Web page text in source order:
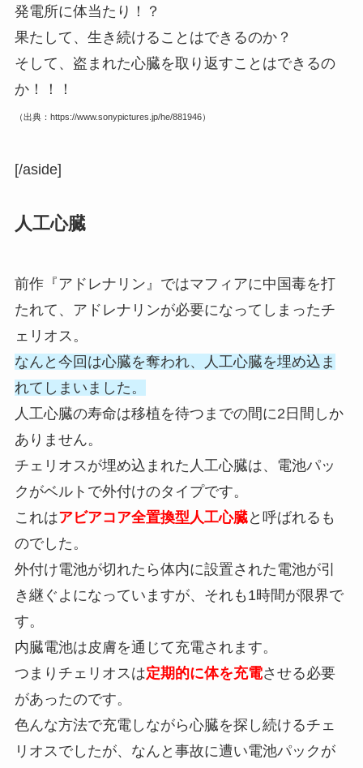
発電所に体当たり！？
果たして、生き続けることはできるのか？
そして、盗まれた心臓を取り返すことはできるの
か！！！
（出典：https://www.sonypictures.jp/he/881946）
[/aside]
人工心臓
前作『アドレナリン』ではマフィアに中国毒を打
たれて、アドレナリンが必要になってしまったチ
ェリオス。
なんと今回は心臓を奪われ、人工心臓を埋め込ま
れてしまいました。
人工心臓の寿命は移植を待つまでの間に2日間しか
ありません。
チェリオスが埋め込まれた人工心臓は、電池パッ
クがベルトで外付けのタイプです。
これはアビアコア全置換型人工心臓と呼ばれるも
のでした。
外付け電池が切れたら体内に設置された電池が引
き継ぐよになっていますが、それも1時間が限界で
す。
内臓電池は皮膚を通じて充電されます。
つまりチェリオスは定期的に体を充電させる必要
があったのです。
色んな方法で充電しながら心臓を探し続けるチェ
リオスでしたが、なんと事故に遭い電池パックが